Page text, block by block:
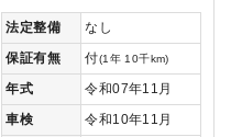
法定整備
なし
保証有無
付(1年 10千km)
年式
令和07年11月
車検
令和10年11月